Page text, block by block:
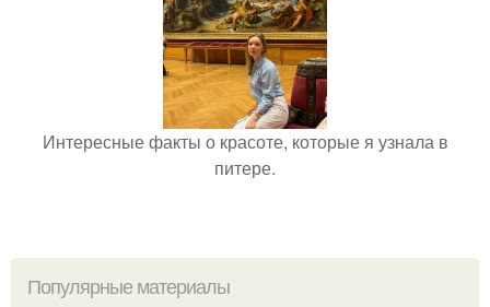
Интересные факты о красоте, которые я узнала в
питере.
Популярные материалы